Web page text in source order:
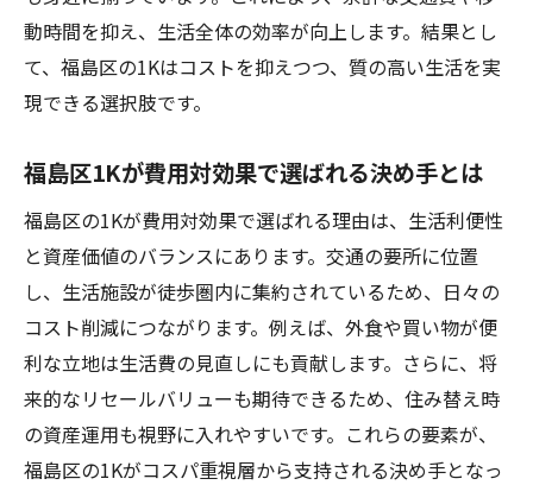
動時間を抑え、生活全体の効率が向上します。結果とし
て、福島区の1Kはコストを抑えつつ、質の高い生活を実
現できる選択肢です。
福島区1Kが費用対効果で選ばれる決め手とは
福島区の1Kが費用対効果で選ばれる理由は、生活利便性
と資産価値のバランスにあります。交通の要所に位置
し、生活施設が徒歩圏内に集約されているため、日々の
コスト削減につながります。例えば、外食や買い物が便
利な立地は生活費の見直しにも貢献します。さらに、将
来的なリセールバリューも期待できるため、住み替え時
の資産運用も視野に入れやすいです。これらの要素が、
福島区の1Kがコスパ重視層から支持される決め手となっ